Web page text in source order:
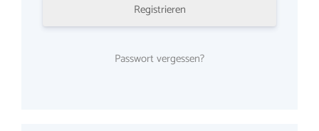
Registrieren
Passwort vergessen?